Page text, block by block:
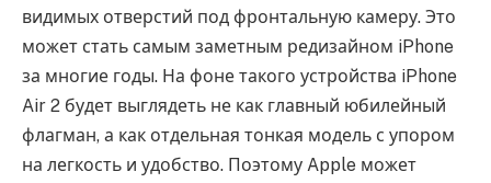
видимых отверстий под фронтальную камеру. Это
может стать самым заметным редизайном iPhone
за многие годы. На фоне такого устройства iPhone
Air 2 будет выглядеть не как главный юбилейный
флагман, а как отдельная тонкая модель с упором
на легкость и удобство. Поэтому Apple может